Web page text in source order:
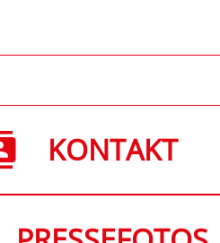
KONTAKT